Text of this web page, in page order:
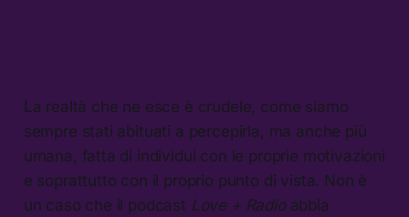
La realtà che ne esce è crudele, come siamo
sempre stati abituati a percepirla, ma anche più
umana, fatta di individui con le proprie motivazioni
e soprattutto con il proprio punto di vista. Non è
un caso che il podcast Love + Radio abbia